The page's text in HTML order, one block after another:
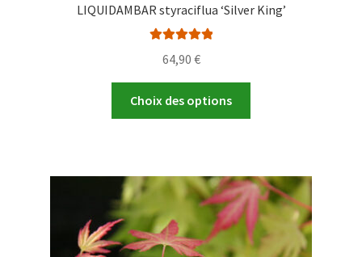
LIQUIDAMBAR styraciflua ‘Silver King’
64,90 €
Choix des options
Les
options
peuvent
être